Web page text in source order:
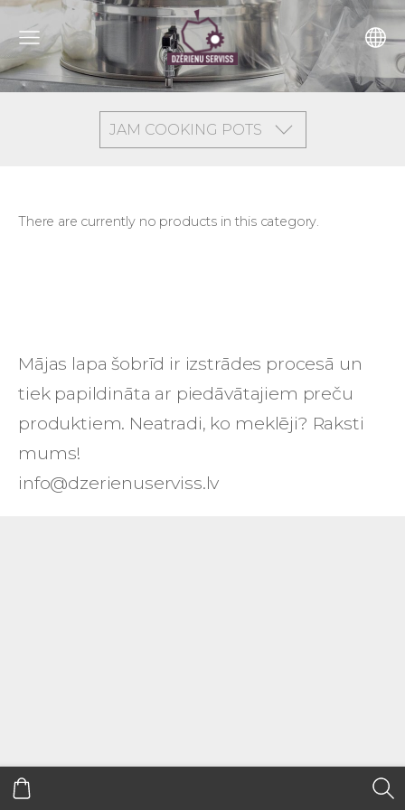
JAM COOKING POTS
Mājas lapa šobrīd ir izstrādes procesā un
tiek papildināta ar piedāvātajiem preču
produktiem. Neatradi, ko meklēji? Raksti
mums!
info@dzerienuserviss.lv
There are currently no products in this category.